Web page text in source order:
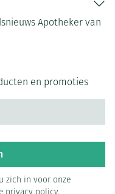
Apotheker van
en promoties
zich in voor onze